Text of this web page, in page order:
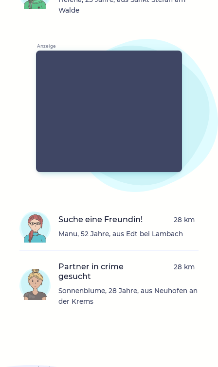
Walde
Suche eine Freundin!
Manu, 52 Jahre, aus Edt bei Lambach
28 km
Partner in crime
gesucht
Sonnenblume, 28 Jahre, aus Neuhofen an
der Krems
28 km